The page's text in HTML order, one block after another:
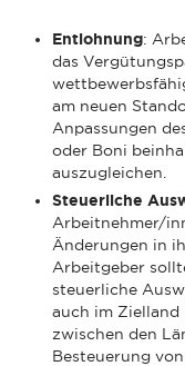
Entlohnung:
das
am neuen
Anpassungen
oder Boni
auszugleichen.
Steuerliche
Arbeitnehmer/
Änderungen in
Arbeitgeber
steuerliche
auch im Zielland
zwischen den
Besteuerung